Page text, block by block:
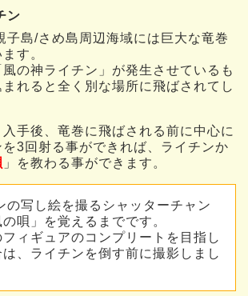
ン
子島/さめ島周辺海域には巨大な竜巻
す。
の神ライチン」が発生させているも
れると全く別な場所に飛ばされてし
入手後、竜巻に飛ばされる前に中心に
3回射る事ができれば、ライチンか
」を教わる事ができます。
写し絵を撮るシャッターチャン
唄」を覚えるまでです。
ィギュアのコンプリートを目指し
、ライチンを倒す前に撮影しまし